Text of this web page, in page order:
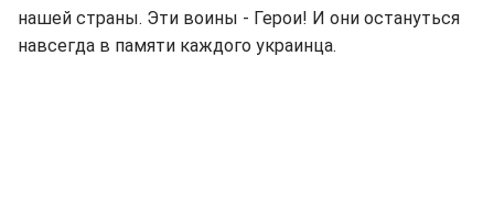
нашей страны. Эти воины - Герои! И они остануться
навсегда в памяти каждого украинца.